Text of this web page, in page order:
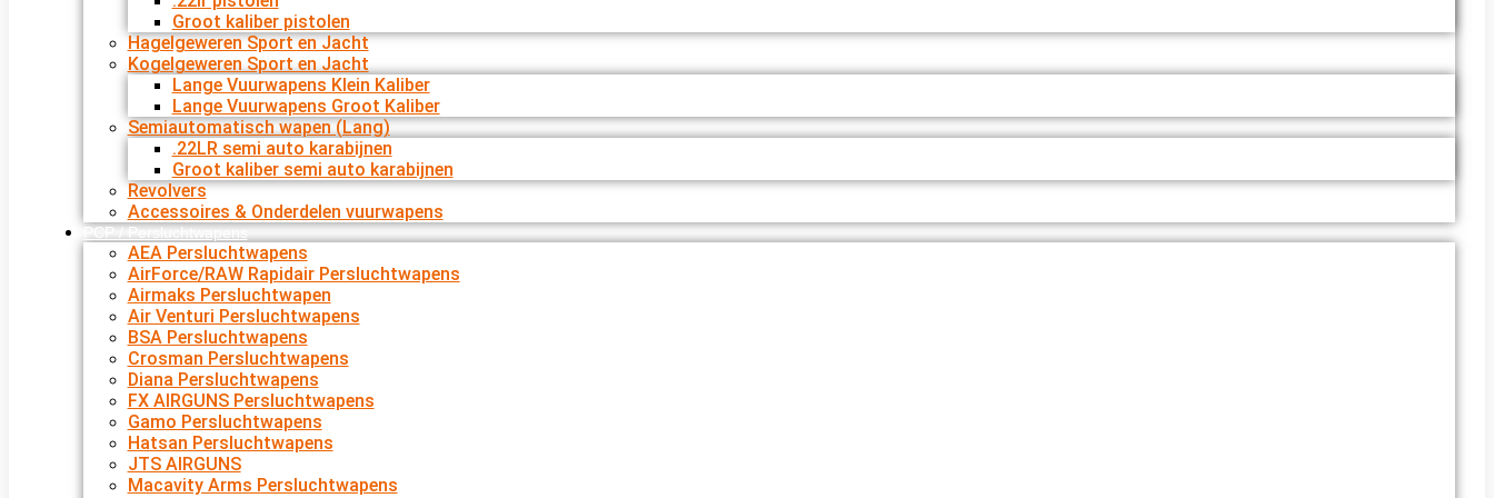
Groot kaliber pistolen
Hagelgeweren Sport en Jacht
Kogelgeweren Sport en Jacht
Lange Vuurwapens Klein Kaliber
Lange Vuurwapens Groot Kaliber
Semiautomatisch wapen (Lang)
.22LR semi auto karabijnen
Groot kaliber semi auto karabijnen
Revolvers
Accessoires & Onderdelen vuurwapens
PCP / Persluchtwapens
AEA Persluchtwapens
AirForce/RAW Rapidair Persluchtwapens
Airmaks Persluchtwapen
Air Venturi Persluchtwapens
BSA Persluchtwapens
Crosman Persluchtwapens
Diana Persluchtwapens
FX AIRGUNS Persluchtwapens
Gamo Persluchtwapens
Hatsan Persluchtwapens
JTS AIRGUNS
Macavity Arms Persluchtwapens